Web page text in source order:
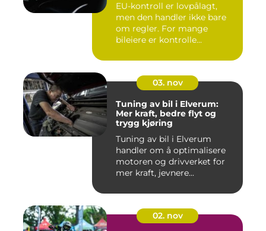
EU-kontroll er lovpålagt,
men den handler ikke bare
om regler. For mange
bileiere er kontrolle...
03. nov
Tuning av bil i Elverum:
Mer kraft, bedre flyt og
trygg kjøring
Tuning av bil i Elverum
handler om å optimalisere
motoren og drivverket for
mer kraft, jevnere...
02. nov